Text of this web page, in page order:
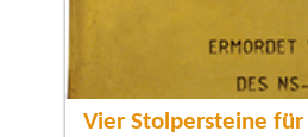
Vier Stolpersteine für